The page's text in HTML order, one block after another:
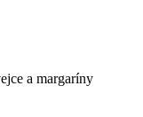
a margaríny